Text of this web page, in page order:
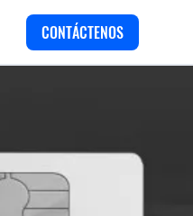
CONTÁCTENOS